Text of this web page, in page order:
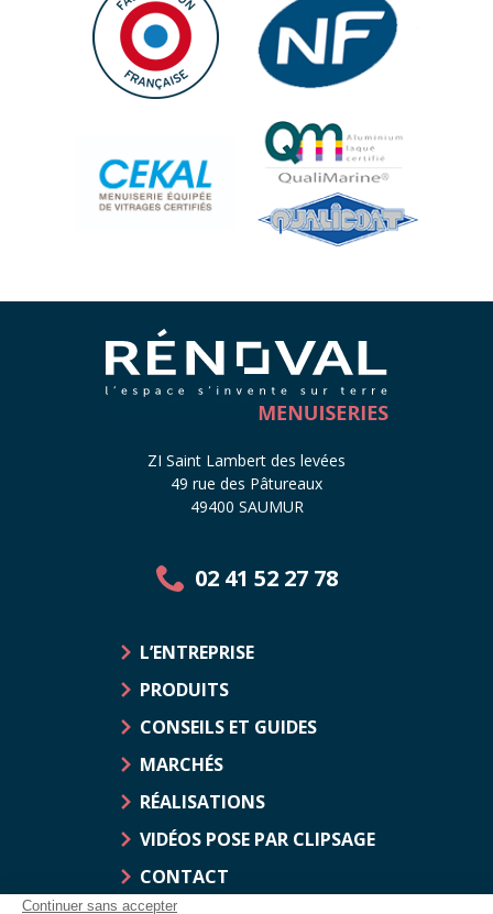
ZI Saint Lambert des levées
49 rue des Pâtureaux
49400 SAUMUR
02 41 52 27 78
L’ENTREPRISE
PRODUITS
CONSEILS ET GUIDES
MARCHÉS
RÉALISATIONS
VIDÉOS POSE PAR CLIPSAGE
CONTACT